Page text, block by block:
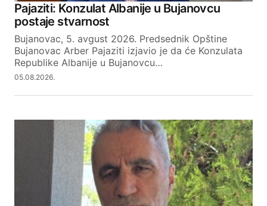
Your E-mail
Pajaziti: Konzulat Albanije u Bujanovcu
postaje stvarnost
Bujanovac, 5. avgust 2026. Predsednik Opštine
Bujanovac Arber Pajaziti izjavio je da će Konzulata
Republike Albanije u Bujanovcu…
05.08.2026.